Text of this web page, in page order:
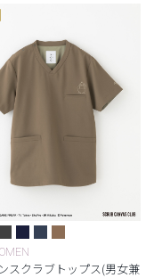
スクラブトップス(男女兼